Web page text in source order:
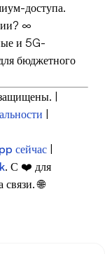
доступа.
∞
и 5G-
бюджетного
|
сейчас
. С ❤️ для
🌐